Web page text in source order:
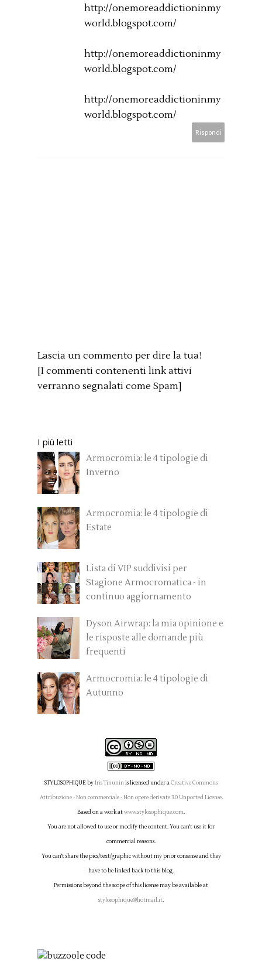
http://onemoreaddictioninmy
world.blogspot.com/
http://onemoreaddictioninmy
world.blogspot.com/
http://onemoreaddictioninmy
world.blogspot.com/
Rispondi
Lascia un commento per dire la tua!
[I commenti contenenti link attivi
verranno segnalati come Spam]
I più letti
Armocromia: le 4 tipologie di
Inverno
Armocromia: le 4 tipologie di
Estate
Lista di VIP suddivisi per
Stagione Armocromatica - in
continuo aggiornamento
Dyson Airwrap: la mia opinione e
le risposte alle domande più
frequenti
Armocromia: le 4 tipologie di
Autunno
STYLOSOPHIQUE byIris Tinuninis licensed under aCreative Commons
Attribuzione - Non commerciale - Non opere derivate 3.0 Unported License.
Based on a work atwww.stylosophique.com.
You are not allowed to use or modify the content. You can't use it for
commercial reasons.
You can't share the pics/text/graphic without my prior consense and they
have to be linked back to this blog.
Permissions beyond the scope of this license may be available at
stylosophique@hotmail.it.